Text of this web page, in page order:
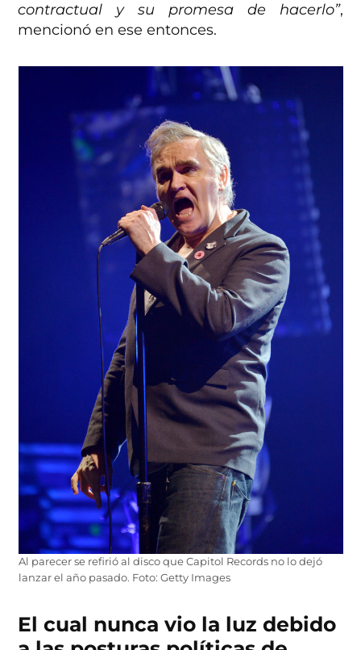
contractual y su promesa de hacerlo”,
mencionó en ese entonces.
Al parecer se refirió al disco que Capitol Records no lo dejó
lanzar el año pasado. Foto: Getty Images
El cual nunca vio la luz debido